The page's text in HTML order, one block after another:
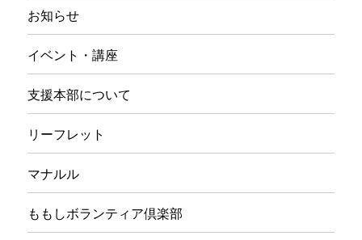
お知らせ
イベント・講座
支援本部について
リーフレット
マナルル
ももしボランティア倶楽部